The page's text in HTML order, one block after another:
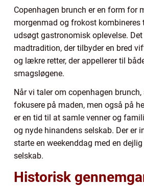
Copenhagen brunch er en form for
morgenmad og frokost kombineres
udsøgt gastronomisk oplevelse.
madtradition, der tilbyder en bred
og lækre retter, der appellerer til
smagsløgene.
Når vi taler om copenhagen
fokusere på maden, men også på
er en tid til at samle venner og
og nyde hinandens selskab. Der er
starte en weekenddag med en
selskab.
Historisk